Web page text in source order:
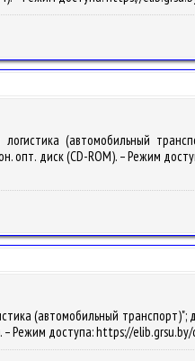
(автомобильный
опт. диск (CD-ROM). – Режим
(автомобильный транспорт)";
– Режим доступа: https://